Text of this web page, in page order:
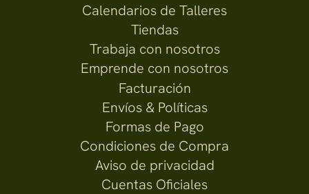
Calendarios de Talleres
Tiendas
Trabaja con nosotros
Emprende con nosotros
Facturación
Envíos & Políticas
Formas de Pago
Condiciones de Compra
Aviso de privacidad
Cuentas Oficiales